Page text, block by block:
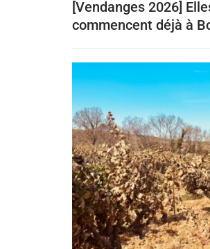
[Vendanges 2026]
commencent déjà à